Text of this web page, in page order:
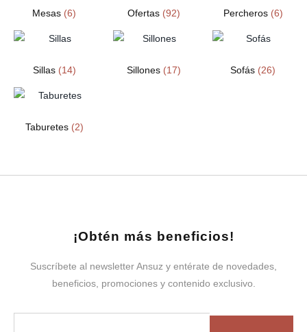
Mesas (6) Ofertas (92) Percheros (6)
Sillas (14) Sillones (17) Sofás (26)
Taburetes (2)
¡Obtén más beneficios!
Suscríbete al newsletter Ansuz y entérate de novedades,
beneficios, promociones y contenido exclusivo.